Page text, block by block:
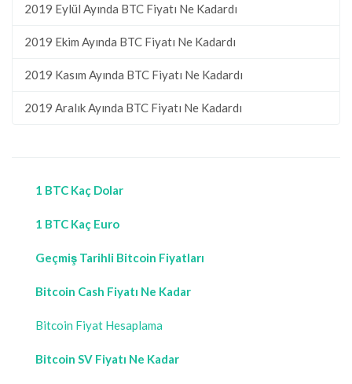
2019 Eylül Ayında BTC Fiyatı Ne Kadardı
2019 Ekim Ayında BTC Fiyatı Ne Kadardı
2019 Kasım Ayında BTC Fiyatı Ne Kadardı
2019 Aralık Ayında BTC Fiyatı Ne Kadardı
1 BTC Kaç Dolar
1 BTC Kaç Euro
Geçmiş Tarihli Bitcoin Fiyatları
Bitcoin Cash Fiyatı Ne Kadar
Bitcoin Fiyat Hesaplama
Bitcoin SV Fiyatı Ne Kadar